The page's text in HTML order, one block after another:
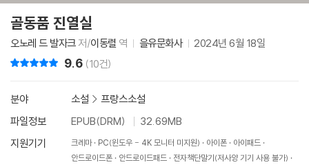
골동품 진열실
오노레 드 발자크저/이동렬 역 을유문화사 2024년 6월 18일
9.6 (10건)
분야 소설 > 프랑스소설
파일정보
EPUB(DRM)
32.69MB
지원기기
크레마 PC(윈도우 - 4K 모니터 미지원) 아이폰
아이패드
안드로이드폰
안드로이드패드
전자책단말기(저사양 기기 사용 불가)